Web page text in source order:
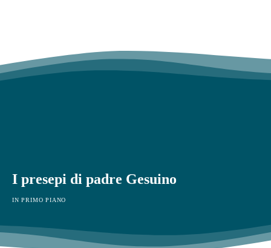
I presepi di padre Gesuino
IN PRIMO PIANO